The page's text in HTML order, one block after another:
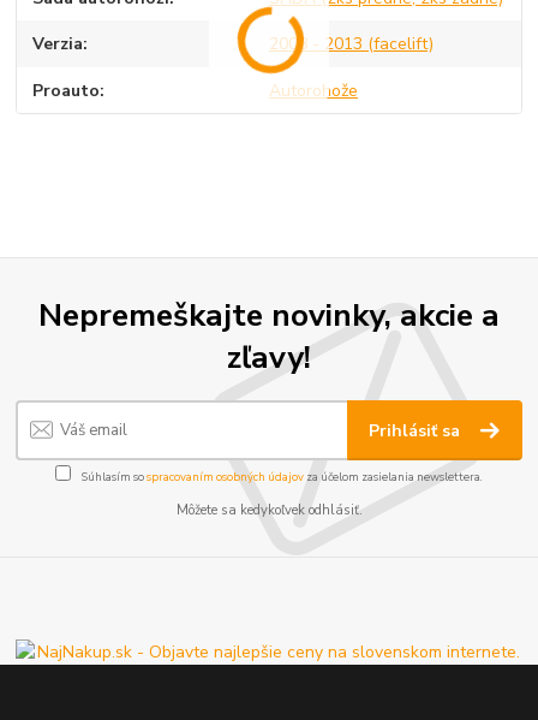
Verzia 2008 - 2013 (facelift)
Proauto Autorohože
Nepremeškajte novinky, akcie a
zľavy!
Prihlásiť sa
Súhlasím sospracovaním osobných údajov za účelom zasielania newslettera.
Môžete sa kedykoľvek odhlásiť.